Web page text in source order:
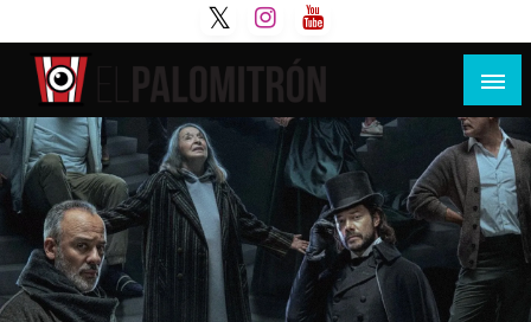
al
contenido
El Palomitrón
Tu espacio de la industria de cine española y
latinoamericana